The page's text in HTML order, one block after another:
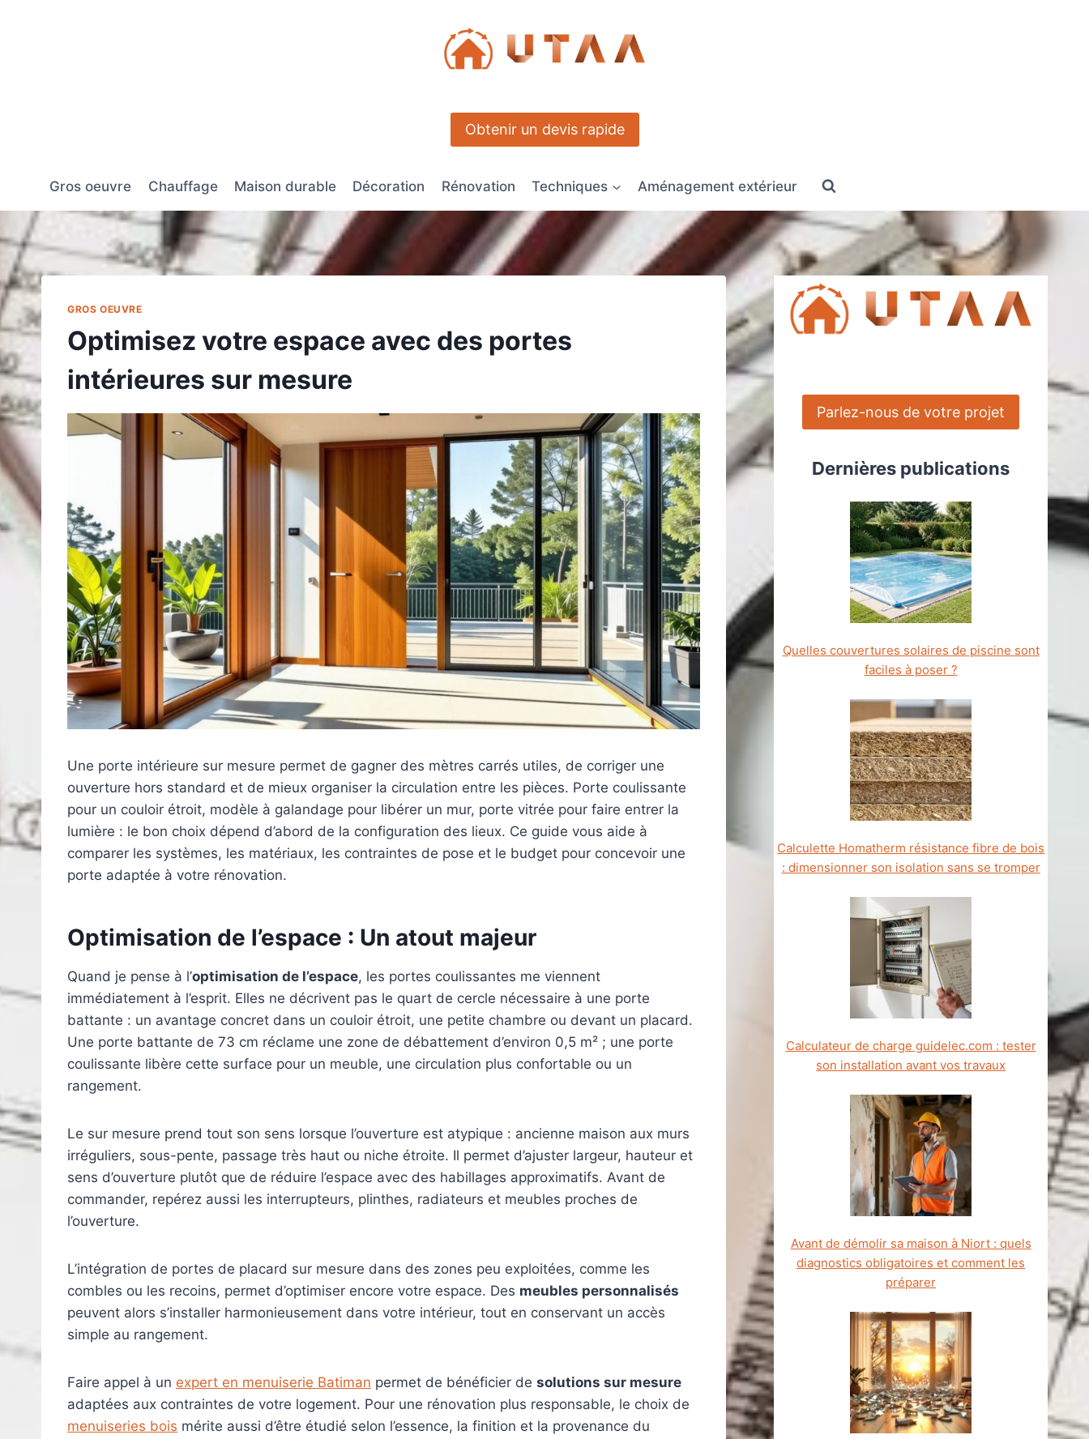
Obtenir un devis rapide
Gros oeuvre Chauffage Maison durable Décoration Rénovation Techniques Aménagement extérieur
GROS OEUVRE
Optimisez votre espace avec des portes
intérieures sur mesure
Une porte intérieure sur mesure permet de gagner des mètres carrés utiles, de corriger une
ouverture hors standard et de mieux organiser la circulation entre les pièces. Porte coulissante
pour un couloir étroit, modèle à galandage pour libérer un mur, porte vitrée pour faire entrer la
lumière : le bon choix dépend d’abord de la configuration des lieux. Ce guide vous aide à
comparer les systèmes, les matériaux, les contraintes de pose et le budget pour concevoir une
porte adaptée à votre rénovation.
Optimisation de l’espace : Un atout majeur
Quand je pense à l’optimisation de l’espace, les portes coulissantes me viennent
immédiatement à l’esprit. Elles ne décrivent pas le quart de cercle nécessaire à une porte
battante : un avantage concret dans un couloir étroit, une petite chambre ou devant un placard.
Une porte battante de 73 cm réclame une zone de débattement d’environ 0,5 m² ; une porte
coulissante libère cette surface pour un meuble, une circulation plus confortable ou un
rangement.
Le sur mesure prend tout son sens lorsque l’ouverture est atypique : ancienne maison aux murs
irréguliers, sous-pente, passage très haut ou niche étroite. Il permet d’ajuster largeur, hauteur et
sens d’ouverture plutôt que de réduire l’espace avec des habillages approximatifs. Avant de
commander, repérez aussi les interrupteurs, plinthes, radiateurs et meubles proches de
l’ouverture.
L’intégration de portes de placard sur mesure dans des zones peu exploitées, comme les
combles ou les recoins, permet d’optimiser encore votre espace. Des meubles personnalisés
peuvent alors s’installer harmonieusement dans votre intérieur, tout en conservant un accès
simple au rangement.
Faire appel à un expert en menuiserie Batiman permet de bénéficier de solutions sur mesure
adaptées aux contraintes de votre logement. Pour une rénovation plus responsable, le choix de
menuiseries bois mérite aussi d’être étudié selon l’essence, la finition et la provenance du
Parlez-nous de votre projet
Dernières publications
Quelles couvertures solaires de piscine sont
faciles à poser ?
Calculette Homatherm résistance fibre de bois
: dimensionner son isolation sans se tromper
Calculateur de charge guidelec.com : tester
son installation avant vos travaux
Avant de démolir sa maison à Niort : quels
diagnostics obligatoires et comment les
préparer